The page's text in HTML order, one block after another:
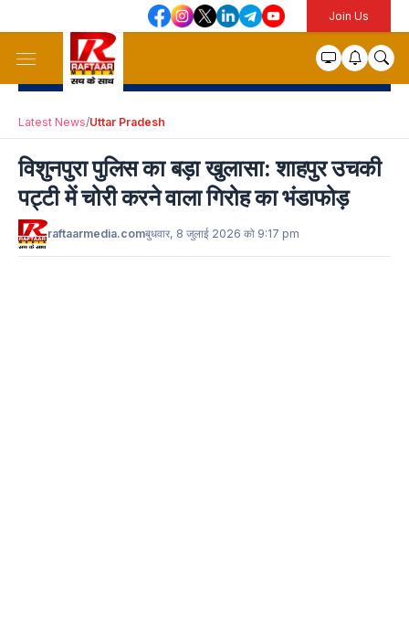
Join Us
Latest News/Uttar Pradesh
विशुनपुरा पुलिस का बड़ा खुलासा: शाहपुर उचकी
पट्टी में चोरी करने वाला गिरोह का भंडाफोड़
raftaarmedia.comबुधवार, 8 जुलाई 2026 को 9:17 pm